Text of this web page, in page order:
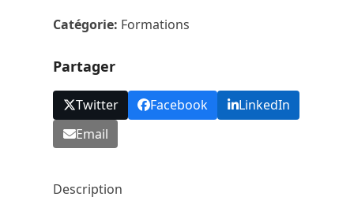
Catégorie: Formations
Partager
Twitter Facebook
LinkedIn
Email
Description